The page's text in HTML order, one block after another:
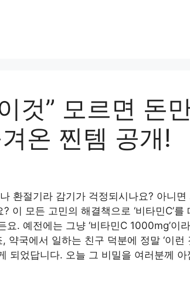
것” 모르면 돈
온 찐템 공개!
환절기라 감기가 걱정되시나요? 아니
이 모든 고민의 해결책으로 ‘비타민C’를
. 예전에는 그냥 ‘비타민C 1000mg’이
국에서 일하는 친구 덕분에 정말 ‘이런
되었답니다. 오늘 그 비밀을 여러분께 아